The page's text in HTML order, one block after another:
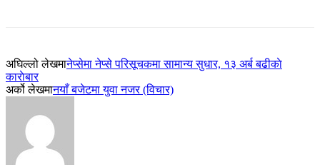
अघिल्लो लेखमानेप्सेमा नेप्से परिसूचकमा सामान्य सुधार, १३ अर्ब बढीकाे
काराेबार
अर्को लेखमानयाँ बजेटमा युवा नजर (विचार)